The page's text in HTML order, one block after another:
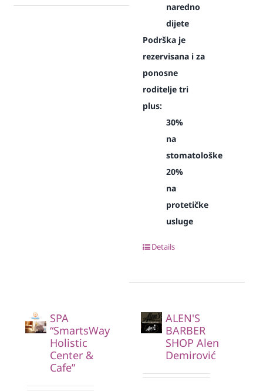
naredno
dijete
Podrška je
rezervisana i za
ponosne
roditelje tri
plus:
30%
na
stomatološke
20%
na
protetičke
usluge
Details
SPA
“SmartsWay
Holistic
Center &
Cafe”
ALEN'S
BARBER
SHOP Alen
Demirović